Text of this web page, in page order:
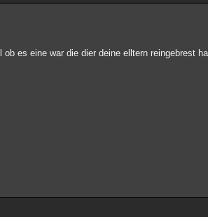
es eine war die dier deine elltern reingebrest